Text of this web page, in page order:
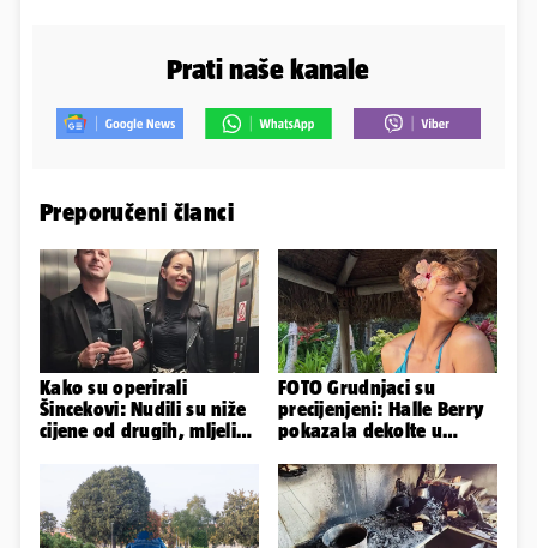
Prati naše kanale
Preporučeni članci
Kako su operirali
Šincekovi: Nudili su niže
cijene od drugih, mljeli
FOTO Grudnjaci su
precijenjeni: Halle Berry
pokazala dekolte u
haljinici